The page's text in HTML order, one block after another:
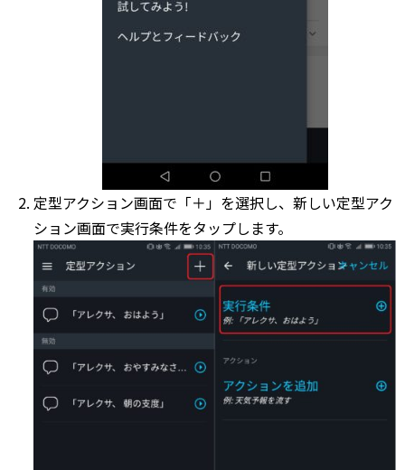
定型アクション画面で「＋」を選択し、新しい定型アク
ション画面で実行条件をタップします。